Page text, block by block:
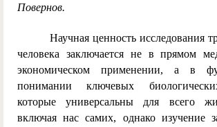
Повернов.
Научная ценность исследования
человека заключается не в прямом
экономическом применении, а в
понимании ключевых
которые универсальны для всего
включая нас самих, однако изучение